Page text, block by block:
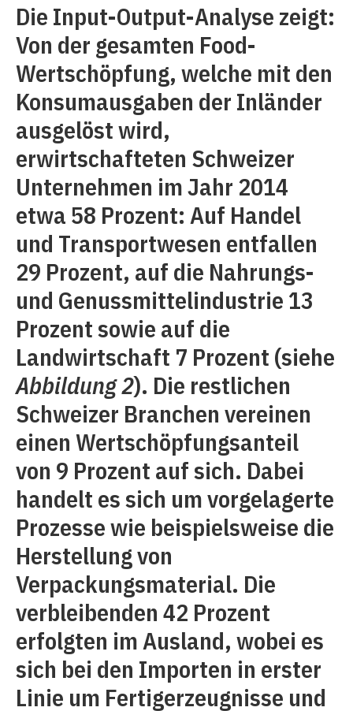
Die Input-Output-Analyse zeigt:
Von der gesamten Food-
Wertschöpfung, welche mit den
Konsumausgaben der Inländer
ausgelöst wird,
erwirtschafteten Schweizer
Unternehmen im Jahr 2014
etwa 58 Prozent: Auf Handel
und Transportwesen entfallen
29 Prozent, auf die Nahrungs-
und Genussmittelindustrie 13
Prozent sowie auf die
Landwirtschaft 7 Prozent (siehe
Abbildung 2). Die restlichen
Schweizer Branchen vereinen
einen Wertschöpfungsanteil
von 9 Prozent auf sich. Dabei
handelt es sich um vorgelagerte
Prozesse wie beispielsweise die
Herstellung von
Verpackungsmaterial. Die
verbleibenden 42 Prozent
erfolgten im Ausland, wobei es
sich bei den Importen in erster
Linie um Fertigerzeugnisse und